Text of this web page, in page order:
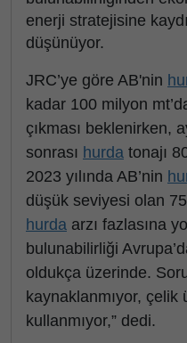
enerji stratejisine
düşünüyor.
JRC’ye göre AB'nin
kadar 100 milyon
çıkması beklenirken,
sonrası hurda tonajı
2023 yılında AB’nin
düşük seviyesi olan
hurda arzı fazlasına
bulunabilirliği
oldukça üzerinde.
kaynaklanmıyor, çelik
kullanmıyor,” dedi.